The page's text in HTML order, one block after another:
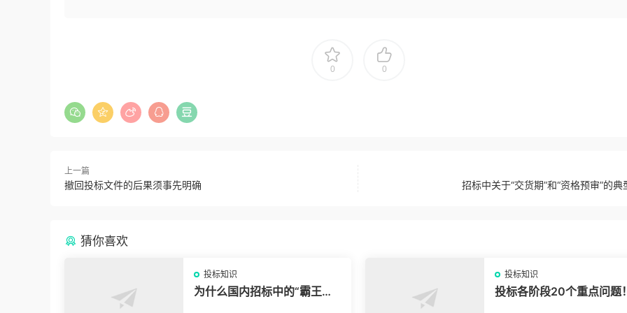
0 0
上一篇
撤回投标文件的后果须事先明确 招标中关于“交货期”和“资格预审”的典
猜你喜欢
投标知识
为什么国内招标中的“霸王条
投标知识
投标各阶段20个重点问题！